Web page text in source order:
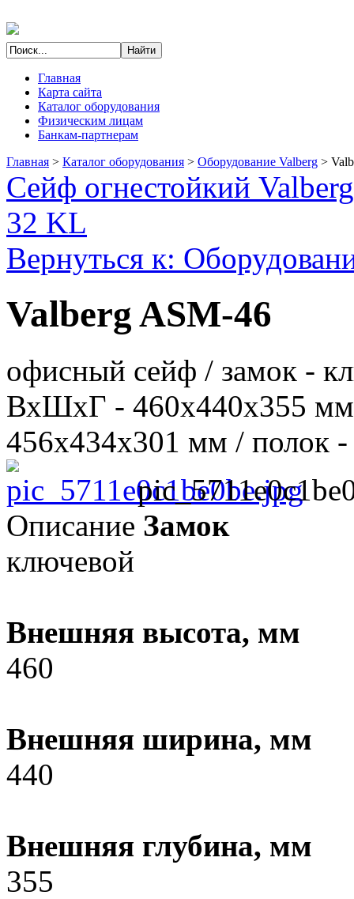
Главная
Карта сайта
Каталог оборудования
Физическим лицам
Банкам-партнерам
Главная > Каталог оборудования > Оборудование Valberg >
Сейф огнестойкий
32 KL
Вернуться к:
Valberg ASM-46
офисный сейф / замок -
ВхШхГ - 460х440х355
456х434х301 мм / полок -
Описание Замок
ключевой
Внешняя высота, мм
460
Внешняя ширина, мм
440
Внешняя глубина, мм
355